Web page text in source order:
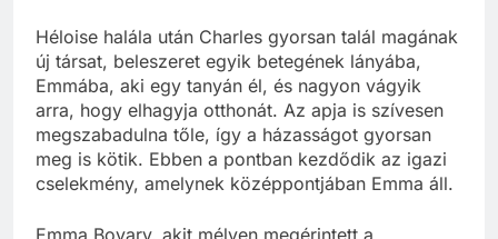
Héloise halála után Charles gyorsan talál magának
új társat, beleszeret egyik betegének lányába,
Emmába, aki egy tanyán él, és nagyon vágyik
arra, hogy elhagyja otthonát. Az apja is szívesen
megszabadulna tőle, így a házasságot gyorsan
meg is kötik. Ebben a pontban kezdődik az igazi
cselekmény, amelynek középpontjában Emma áll.
Emma Bovary, akit mélyen megérintett a